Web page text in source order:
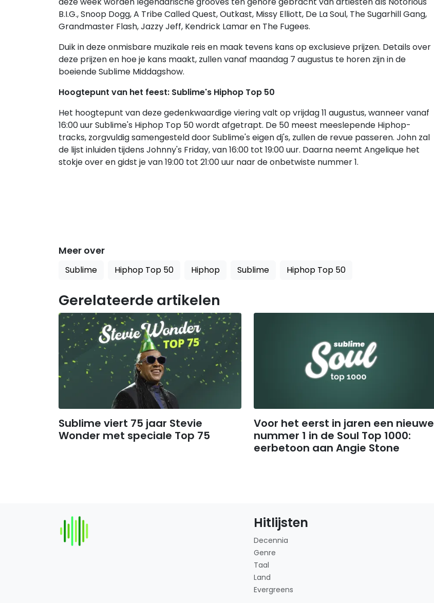
B.I.G., Snoop Dogg, A Tribe Called Quest, Outkast, Missy Elliott, De La Soul, The Sugarhill Gang,
Grandmaster Flash, Jazzy Jeff, Kendrick Lamar en The Fugees.
Duik in deze onmisbare muzikale reis en maak tevens kans op exclusieve prijzen. Details over
deze prijzen en hoe je kans maakt, zullen vanaf maandag 7 augustus te horen zijn in de
boeiende Sublime Middagshow.
Hoogtepunt van het feest: Sublime's Hiphop Top 50
Het hoogtepunt van deze gedenkwaardige viering valt op vrijdag 11 augustus, wanneer vanaf
16:00 uur Sublime's Hiphop Top 50 wordt afgetrapt. De 50 meest meeslepende Hiphop-
tracks, zorgvuldig samengesteld door Sublime's eigen dj's, zullen de revue passeren. John zal
de lijst inluiden tijdens Johnny's Friday, van 16:00 tot 19:00 uur. Daarna neemt Angelique het
stokje over en gidst je van 19:00 tot 21:00 uur naar de onbetwiste nummer 1.
Meer over
Sublime Hiphop Top 50 Hiphop Sublime Hiphop Top 50
Gerelateerde artikelen
Sublime viert 75 jaar Stevie
Wonder met speciale Top 75
Voor het eerst in jaren een nieuwe
nummer 1 in de Soul Top 1000:
eerbetoon aan Angie Stone
Hitlijsten
Decennia
Genre
Taal
Land
Evergreens